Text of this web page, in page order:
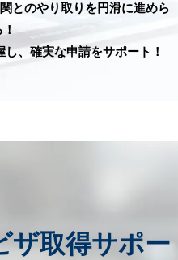
とのやり取りを円滑に進めら
、確実な申請をサポート！
取得サポー